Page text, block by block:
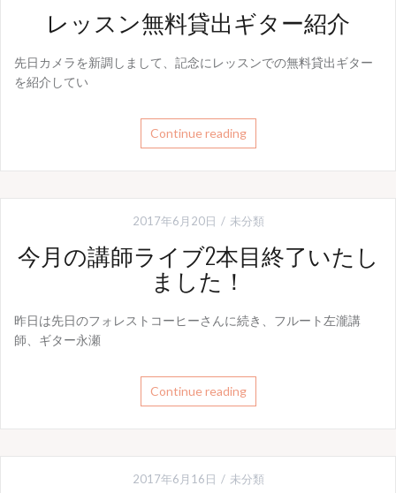
レッスン無料貸出ギター紹介
先日カメラを新調しまして、記念にレッスンでの無料貸出ギター
を紹介してい
Continue reading
2017年6月20日 未分類
今月の講師ライブ2本目終了いたし
ました！
昨日は先日のフォレストコーヒーさんに続き、フルート左瀧講
師、ギター永瀬
Continue reading
2017年6月16日 未分類